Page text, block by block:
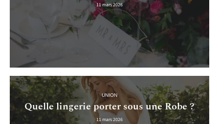
11 mars 2026
UNION
Quelle lingerie porter sous une Robe ?
11 mars 2026